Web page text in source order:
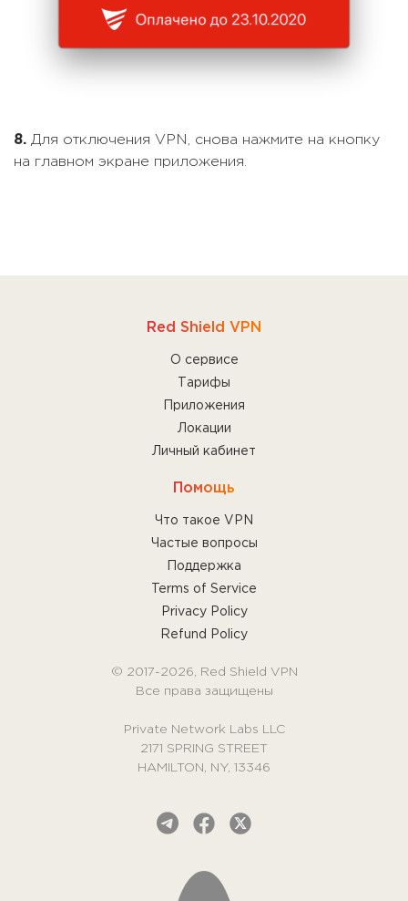
8. Для отключения VPN, снова нажмите на кнопку
на главном экране приложения.
Red Shield VPN
О сервисе
Тарифы
Приложения
Локации
Личный кабинет
Помощь
Что такое VPN
Частые вопросы
Поддержка
Terms of Service
Privacy Policy
Refund Policy
© 2017-2026, Red Shield VPN
Все права защищены
Private Network Labs LLC
2171 SPRING STREET
HAMILTON, NY, 13346